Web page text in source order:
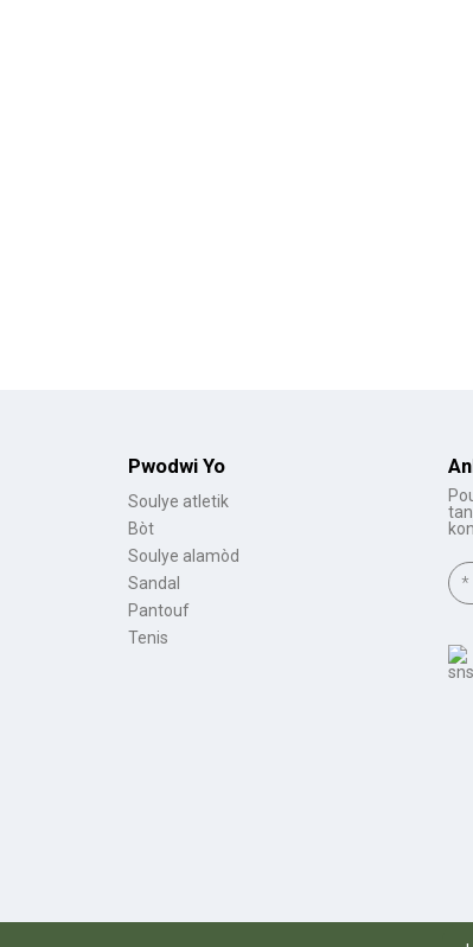
Pwodwi Yo
Soulye atletik
Bòt
Soulye alamòd
Sandal
Pantouf
Tenis